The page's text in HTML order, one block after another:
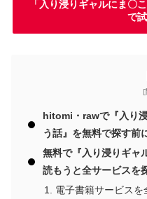
「入り浸りギャルにま〇
で
hitomi・rawで『入り
う話』を無料で探す前
無料で『入り浸りギャ
読もうと全サービスを
電子書籍サービスを